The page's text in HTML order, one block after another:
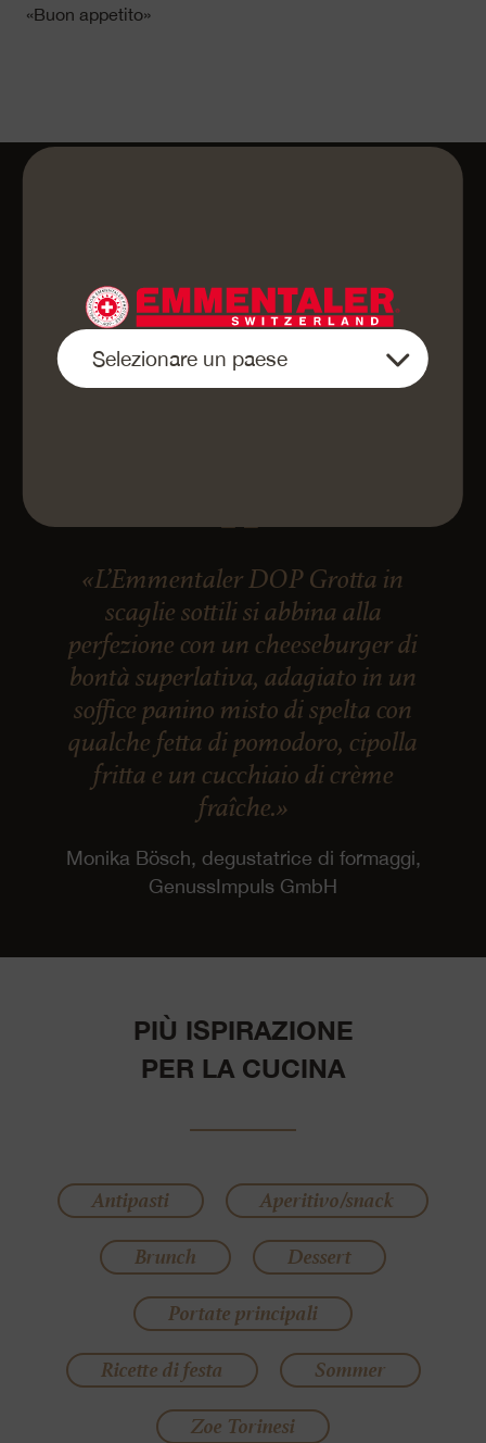
«Buon appetito»
«L’Emmentaler DOP Grotta in
scaglie sottili si abbina alla
perfezione con un cheeseburger di
bontà superlativa, adagiato in un
soffice panino misto di spelta con
qualche fetta di pomodoro, cipolla
fritta e un cucchiaio di crème
fraîche.»
Monika Bösch, degustatrice di formaggi,
GenussImpuls GmbH
PIÙ ISPIRAZIONE
PER LA CUCINA
Antipasti
Aperitivo/snack
Brunch
Dessert
Portate principali
Ricette di festa
Sommer
Zoe Torinesi